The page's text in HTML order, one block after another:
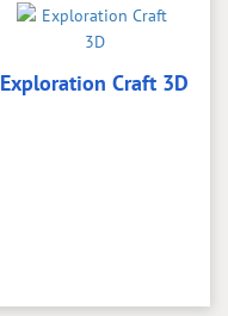
Exploration Craft 3D